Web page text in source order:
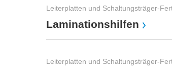
Laminationshilfen